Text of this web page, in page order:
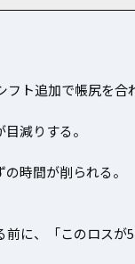
ト追加で帳尻を合
減りする。
時間が削られる。
に、「このロスが